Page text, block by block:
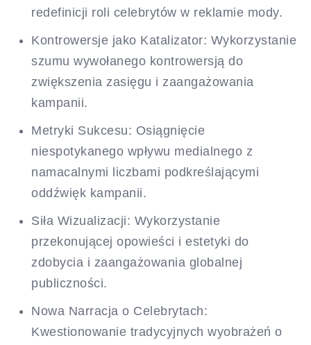
redefinicji roli celebrytów w reklamie mody.
Kontrowersje jako Katalizator: Wykorzystanie
szumu wywołanego kontrowersją do
zwiększenia zasięgu i zaangażowania
kampanii.
Metryki Sukcesu: Osiągnięcie
niespotykanego wpływu medialnego z
namacalnymi liczbami podkreślającymi
oddźwięk kampanii.
Siła Wizualizacji: Wykorzystanie
przekonującej opowieści i estetyki do
zdobycia i zaangażowania globalnej
publiczności.
Nowa Narracja o Celebrytach:
Kwestionowanie tradycyjnych wyobrażeń o